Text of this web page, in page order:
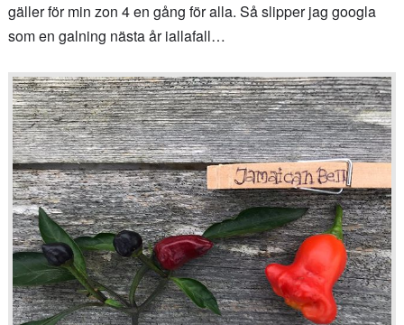
gäller för min zon 4 en gång för alla. Så slipper jag googla
som en galning nästa år iallafall…